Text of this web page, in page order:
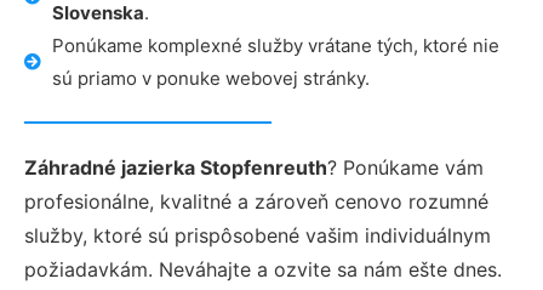
Slovenska.
Ponúkame komplexné služby vrátane tých, ktoré nie
sú priamo v ponuke webovej stránky.
Záhradné jazierka Stopfenreuth? Ponúkame vám
profesionálne, kvalitné a zároveň cenovo rozumné
služby, ktoré sú prispôsobené vašim individuálnym
požiadavkám. Neváhajte a ozvite sa nám ešte dnes.